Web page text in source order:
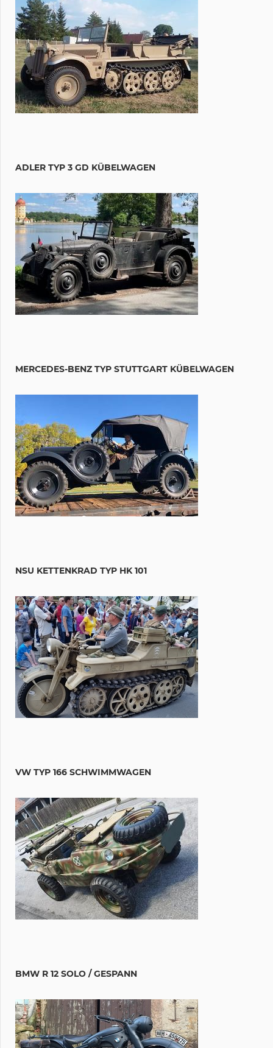
ADLER TYP 3 GD KÜBELWAGEN
MERCEDES-BENZ TYP STUTTGART KÜBELWAGEN
NSU KETTENKRAD TYP HK 101
VW TYP 166 SCHWIMMWAGEN
BMW R 12 SOLO / GESPANN